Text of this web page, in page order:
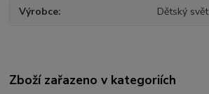
Výrobce Dětský svět
Zboží zařazeno v kategoriích